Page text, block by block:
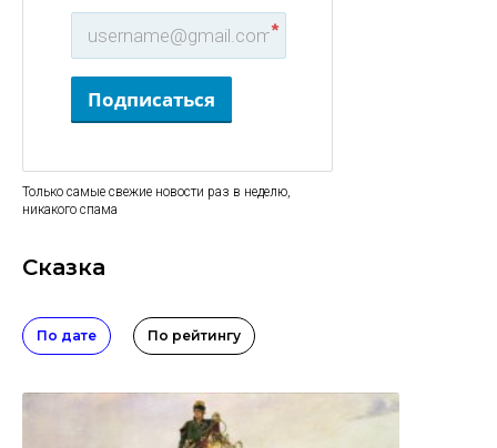
*
Подписаться
Только самые свежие новости раз в неделю,
никакого спама
Сказка
По дате По рейтингу